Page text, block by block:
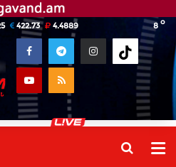
8 o
422.73 4.4889